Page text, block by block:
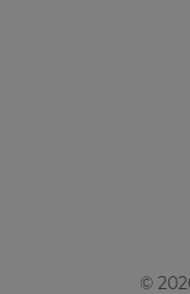
©